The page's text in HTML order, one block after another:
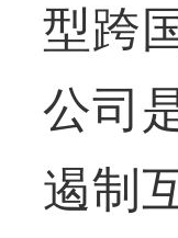
型跨
公司
遏制